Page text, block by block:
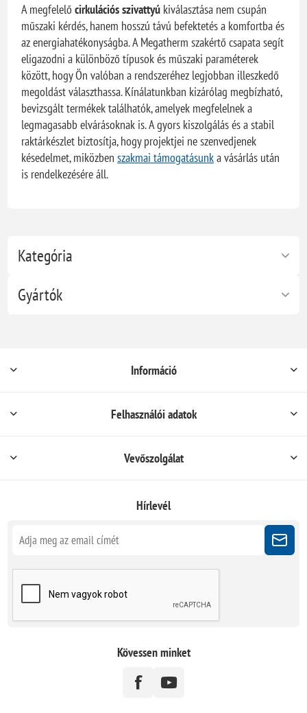
Kategória
Gyártók
A megfelelőcirkulációs szivattyú kiválasztása nem csupán
műszaki kérdés, hanem hosszú távú befektetés a komfortba és
az energiahatékonyságba. A Megatherm szakértő csapata segít
eligazodni a különböző típusok és műszaki paraméterek
között, hogy Ön valóban a rendszeréhez legjobban illeszkedő
megoldást választhassa. Kínálatunkban kizárólag megbízható,
bevizsgált termékek találhatók, amelyek megfelelnek a
legmagasabb elvárásoknak is. A gyors kiszolgálás és a stabil
raktárkészlet biztosítja, hogy projektjei ne szenvedjenek
késedelmet, miközbenszakmai támogatásunka vásárlás után
is rendelkezésére áll.
Információ
Felhasználói adatok
Vevőszolgálat
Hírlevél
Kövessen minket